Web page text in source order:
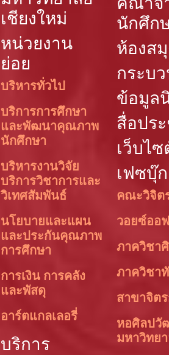
เชียงใหม่
หน่วยงาน
ย่อย
บริหารทั่วไป
บริการการศึกษา
และพัฒนาคุณภาพ
นักศึกษา
บริหารงานวิจัย
บริการวิชาการและ
วิเทศสัมพันธ์
นโยบายและแผน
และประกันคุณภาพ
การศึกษา
การเงิน การคลัง
และพัสดุ
อาร์ตแกลเลอรี่
บริการ
นักศึก
ห้องส
กระบ
ข้อมูล
สื่อปร
เว็บไ
เฟซบุ๊ก
คณะวิจิต
วอยซ์ออ
ภาควิชา
ภาควิชา
สาขาจิต
หอศิลปวั
มหาวิทย